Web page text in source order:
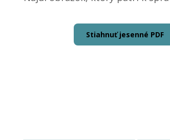
Stiahnuť jesenné PDF